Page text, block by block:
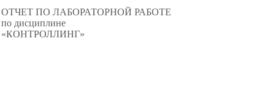
ОТЧЕТ ПО ЛАБОРАТОРНОЙ РАБОТЕ
по дисциплине
«КОНТРОЛЛИНГ»